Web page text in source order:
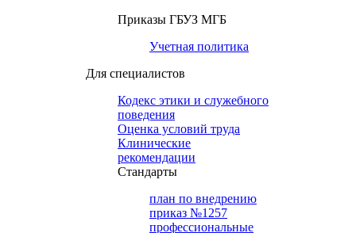
Приказы ГБУЗ МГБ
Учетная политика
Для специалистов
Кодекс этики и служебного
поведения
Оценка условий труда
Клинические
рекомендации
Cтандарты
план по внедрению
приказ №1257
профессиональные